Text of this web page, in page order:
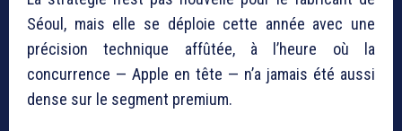
Séoul, mais elle se déploie cette année avec une
précision technique affûtée, à l’heure où la
concurrence — Apple en tête — n’a jamais été aussi
dense sur le segment premium.